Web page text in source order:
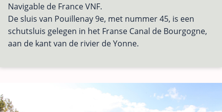
Navigable de France VNF.
De sluis van Pouillenay 9e, met nummer 45, is een
schutsluis gelegen in het Franse Canal de Bourgogne,
aan de kant van de rivier de Yonne.